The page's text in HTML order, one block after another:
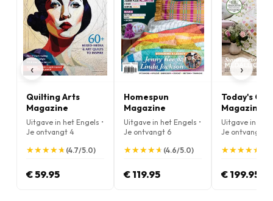
‹
Quilting Arts
Magazine
Uitgave in het Engels •
Je ontvangt 4
★
★★
★★
★★
★★
★ (4.7/5.0)
€ 59.95
Homespun
Magazine
Uitgave in het Engels •
Je ontvangt 6
★
★★
★★
★★
★★
★ (4.6/5.0)
€ 119.95
Today's
Magazine
Uitgave in het
Je ontvangt 13
★
★★
★★
★★
★★
★
€ 199.95
›